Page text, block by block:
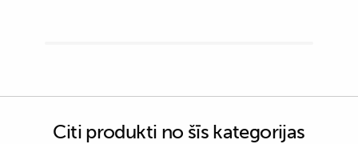
Citi produkti no šīs kategorijas